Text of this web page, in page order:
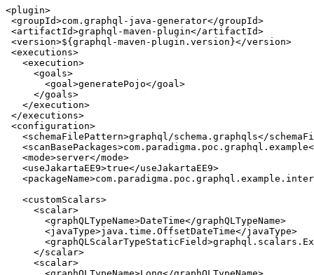
<plugin>
<groupId>com.graphql-java-generator</groupId>
<artifactId>graphql-maven-plugin</artifactId>
<version>${graphql-maven-plugin.version}</version>
<executions>
   <execution>
     <goals>
       <goal>generatePojo</goal>
     </goals>
   </execution>
</executions>
<configuration>
<schemaFilePattern>graphql/schema.graphqls</
   <mode>server</mode>
   <useJakartaEE9>true</useJakartaEE9>
   <customScalars>
     <scalar>
       <graphQLTypeName>DateTime</graphQLTypeName>
       <javaType>java.time.OffsetDateTime</javaType>
     </scalar>
     <scalar>